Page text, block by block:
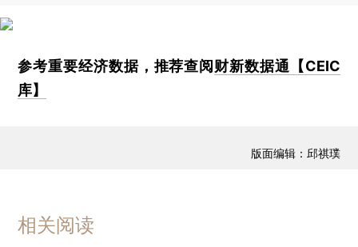
参考重要经济数据，推荐查阅财新数据通【CEIC
库】
版面编辑：邱祺璞
相关阅读